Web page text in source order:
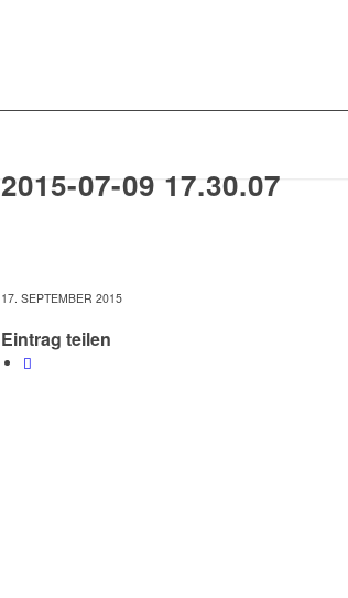
2015-07-09 17.30.07
17. SEPTEMBER 2015
Eintrag teilen